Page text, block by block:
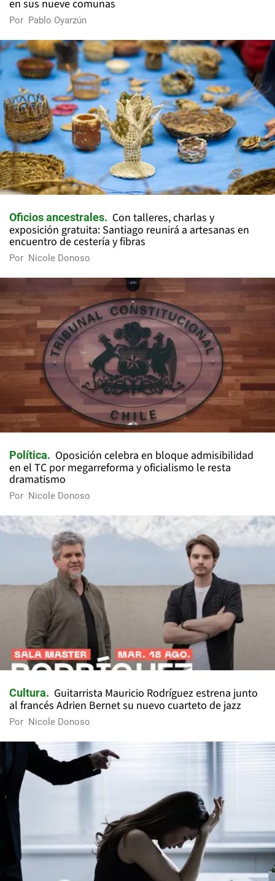
en sus nueve comunas
Por Pablo Oyarzún
Oficios ancestrales
Con talleres, charlas y
exposición gratuita: Santiago reunirá a artesanas en
encuentro de cestería y fibras
Por Nicole Donoso
Política
Oposición celebra en bloque admisibilidad
en el TC por megarreforma y oficialismo le resta
dramatismo
Por Nicole Donoso
Cultura
Guitarrista Mauricio Rodríguez estrena junto
al francés Adrien Bernet su nuevo cuarteto de jazz
Por Nicole Donoso